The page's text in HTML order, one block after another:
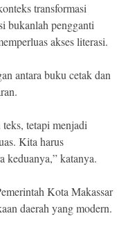
transformasi
bukanlah pengganti
akses literasi.
antara buku cetak dan
tetapi menjadi
Kita harus
keduanya,” katanya.
Kota Makassar
daerah yang modern.